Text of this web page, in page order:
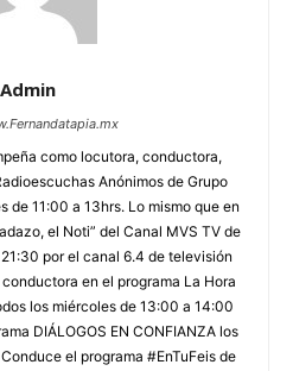
Admin
como locutora, conductora,
Anónimos de Grupo
de 11:00 a 13hrs. Lo mismo que en
el Noti” del Canal MVS TV de
por el canal 6.4 de televisión
en el programa La Hora
los miércoles de 13:00 a 14:00
DIÁLOGOS EN CONFIANZA los
el programa #EnTuFeis de